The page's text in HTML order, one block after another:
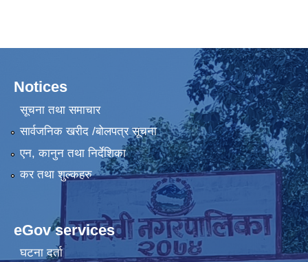
Notices
सूचना तथा समाचार
सार्वजनिक खरीद /बोलपत्र सूचना
एन, कानुन तथा निर्देशिका
कर तथा शुल्कहरु
eGov services
घटना दर्ता